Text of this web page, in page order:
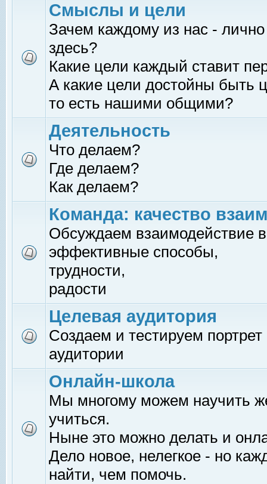
Смыслы и цели
Зачем каждому из нас -
здесь?
Какие цели каждый ставит
А какие цели достойны быть
то есть нашими общими?
Деятельность
Что делаем?
Где делаем?
Как делаем?
Команда: качество
Обсуждаем взаимодействие
эффективные способы,
трудности,
радости
Целевая аудитория
Создаем и тестируем
аудитории
Онлайн-школа
Мы многому можем научить
учиться.
Ныне это можно делать и
Дело новое, нелегкое - но
найти, чем помочь.